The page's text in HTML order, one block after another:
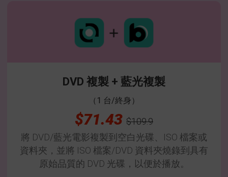
DVD 複製 + 藍光複製
（1 台/終身）
$71.43 $109.9
將 DVD/藍光電影複製到空白光碟、ISO 檔案或
資料夾，並將 ISO 檔案/DVD 資料夾燒錄到具有
原始品質的 DVD 光碟，以便於播放。